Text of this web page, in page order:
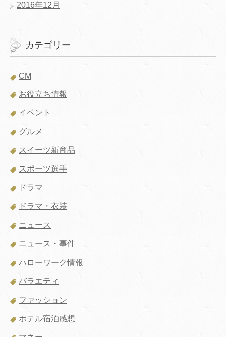
2016年12月
カテゴリー
CM
お役立ち情報
イベント
グルメ
スイーツ新商品
スポーツ選手
ドラマ
ドラマ・衣装
ニュース
ニュース・事件
ハローワーク情報
バラエティ
ファッション
ホテル宿泊感想